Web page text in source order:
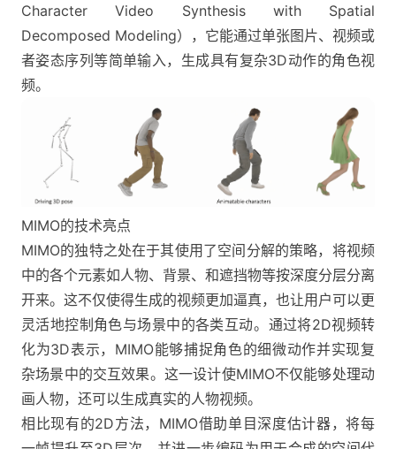
Character Video Synthesis with Spatial
Decomposed Modeling），它能通过单张图片、视频或
者姿态序列等简单输入，生成具有复杂3D动作的角色视
频​。
MIMO的技术亮点
MIMO的独特之处在于其使用了空间分解的策略，将视频
中的各个元素如人物、背景、和遮挡物等按深度分层分离
开来。这不仅使得生成的视频更加逼真，也让用户可以更
灵活地控制角色与场景中的各类互动​。 通过将2D视频转
化为3D表示，MIMO能够捕捉角色的细微动作并实现复
杂场景中的交互效果。这一设计使MIMO不仅能够处理动
画人物，还可以生成真实的人物视频。
相比现有的2D方法，MIMO借助单目深度估计器，将每